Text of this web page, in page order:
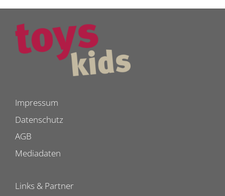
Impressum
Datenschutz
AGB
Mediadaten
Links & Partner